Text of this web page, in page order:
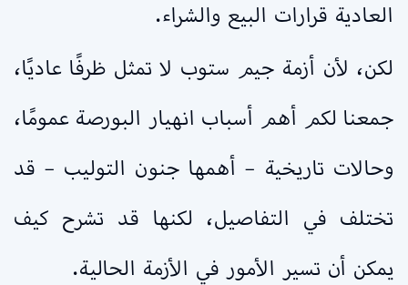
العادية قرارات البيع والشراء.
لكن، لأن أزمة جيم ستوب لا تمثل ظرفًا عاديًا،
جمعنا لكم أهم أسباب انهيار البورصة عمومًا،
وحالات تاريخية – أهمها جنون التوليب – قد
تختلف في التفاصيل، لكنها قد تشرح كيف
يمكن أن تسير الأمور في الأزمة الحالية.